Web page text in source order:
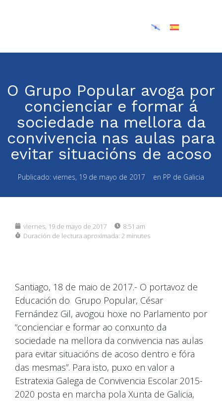
O Grupo Popular avoga por
concienciar e formar á
sociedade na mellora da
convivencia nas aulas para
evitar situacións de acoso
Publicado: viernes, 19 de mayo de 2017 en PP de Galicia
viernes, 19 de mayo de 2017
8:51 am
Duración de lectura aproximada: 2 minutes
Santiago, 18 de maio de 2017.- O portavoz de
Educación do Grupo Popular, César
Fernández Gil, avogou hoxe no Parlamento por
“concienciar e formar ao conxunto da
sociedade na mellora da convivencia nas aulas
para evitar situacións de acoso dentro e fóra
das mesmas”. Para isto, puxo en valor a
Estratexia Galega de Convivencia Escolar 2015-
2020 posta en marcha pola Xunta de Galicia,